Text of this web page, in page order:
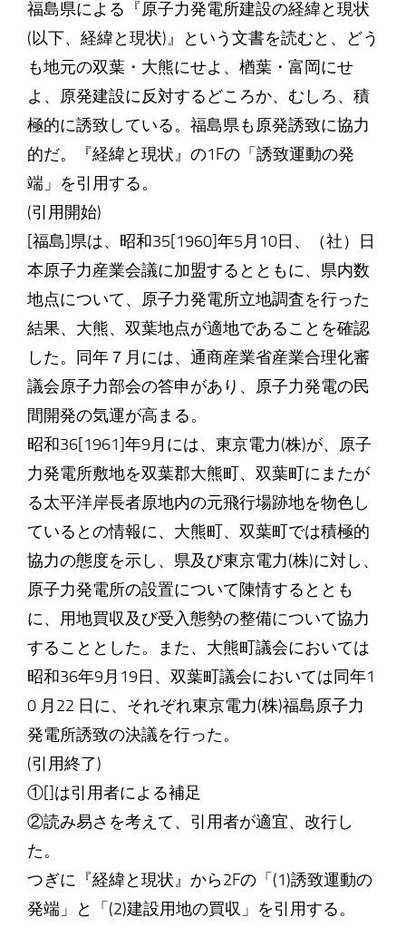
福島県による『原子力発電所建設の経緯と現状
(以下、経緯と現状)』という文書を読むと、どう
も地元の双葉・大熊にせよ、楢葉・富岡にせ
よ、原発建設に反対するどころか、むしろ、積
極的に誘致している。福島県も原発誘致に協力
的だ。『経緯と現状』の1Fの「誘致運動の発
端」を引用する。
(引用開始)
[福島]県は、昭和35[1960]年5月10日、（社）日
本原子力産業会議に加盟するとともに、県内数
地点について、原子力発電所立地調査を行った
結果、大熊、双葉地点が適地であることを確認
した。同年７月には、通商産業省産業合理化審
議会原子力部会の答申があり、原子力発電の民
間開発の気運が高まる。
昭和36[1961]年9月には、東京電力(株)が、原子
力発電所敷地を双葉郡大熊町、双葉町にまたが
る太平洋岸長者原地内の元飛行場跡地を物色し
ているとの情報に、大熊町、双葉町では積極的
協力の態度を示し、県及び東京電力(株)に対し、
原子力発電所の設置について陳情するととも
に、用地買収及び受入態勢の整備について協力
することとした。また、大熊町議会においては
昭和36年9月19日、双葉町議会においては同年1
0 月22 日に、それぞれ東京電力(株)福島原子力
発電所誘致の決議を行った。
(引用終了)
①[]は引用者による補足
②読み易さを考えて、引用者が適宜、改行し
た。
つぎに『経緯と現状』から2Fの「(1)誘致運動の
発端」と「(2)建設用地の買収」を引用する。